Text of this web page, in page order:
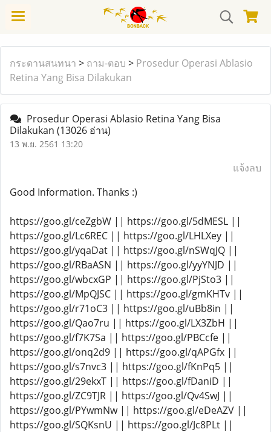
กระดานสนทนา > ถาม-ตอบ > Prosedur Operasi Ablasio
Retina Yang Bisa Dilakukan
Prosedur Operasi Ablasio Retina Yang Bisa
Dilakukan (13026 อ่าน)
13 พ.ย. 2561 13:20
แจ้งลบ
Good Information. Thanks :)
https://goo.gl/ceZgbW || https://goo.gl/5dMESL ||
https://goo.gl/Lc6REC || https://goo.gl/LHLXey ||
https://goo.gl/yqaDat || https://goo.gl/nSWqJQ ||
https://goo.gl/RBaASN || https://goo.gl/yyYNJD ||
https://goo.gl/wbcxGP || https://goo.gl/PjSto3 ||
https://goo.gl/MpQJSC || https://goo.gl/gmKHTv ||
https://goo.gl/r71oC3 || https://goo.gl/uBb8in ||
https://goo.gl/Qao7ru || https://goo.gl/LX3ZbH ||
https://goo.gl/f7K7Sa || https://goo.gl/PBCcfe ||
https://goo.gl/onq2d9 || https://goo.gl/qAPGfx ||
https://goo.gl/s7nvc3 || https://goo.gl/fKnPq5 ||
https://goo.gl/29ekxT || https://goo.gl/fDaniD ||
https://goo.gl/ZC9TJR || https://goo.gl/Qv4SwJ ||
https://goo.gl/PYwmNw || https://goo.gl/eDeAZV ||
https://goo.gl/SQKsnU || https://goo.gl/Jc8PLt ||